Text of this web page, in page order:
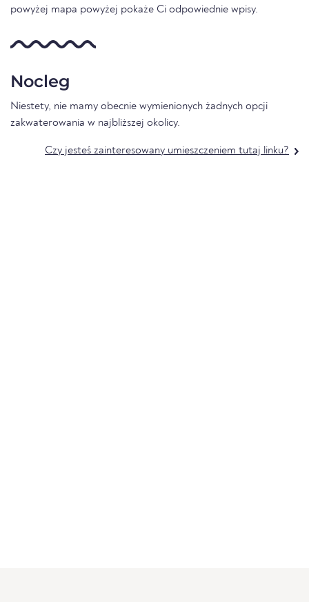
powyżej mapa powyżej pokaże Ci odpowiednie wpisy.
Nocleg
Niestety, nie mamy obecnie wymienionych żadnych opcji
zakwaterowania w najbliższej okolicy.
Czy jesteś zainteresowany umieszczeniem tutaj linku?